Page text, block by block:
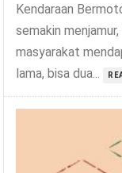
Kendaraan
semakin
masyarakat
lama, bisa dua...